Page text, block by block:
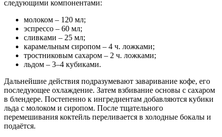
следующими компонентами:
молоком – 120 мл;
эспрессо – 60 мл;
сливками – 25 мл;
карамельным сиропом – 4 ч. ложками;
тростниковым сахаром – 2 ч. ложками;
льдом – 3–4 кубиками.
Дальнейшие действия подразумевают заваривание кофе, его
последующее охлаждение. Затем взбивание основы с сахаром
в блендере. Постепенно к ингредиентам добавляются кубики
льда с молоком и сиропом. После тщательного
перемешивания коктейль переливается в холодные бокалы и
подаётся.